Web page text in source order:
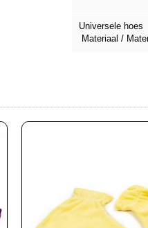
Universele hoes
Materiaal /